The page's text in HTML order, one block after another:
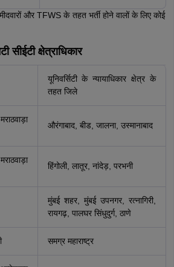
और TFWS के तहत भर्ती होने वालों के लिए कोई
सीईटी क्षेत्राधिकार
यूनिवर्सिटी के न्यायाधिकार क्षेत्र के
तहत जिले
औरंगाबाद, बीड, जालना, उस्मानाबाद
हिंगोली, लातूर, नांदेड़, परभनी
मुंबई शहर, मुंबई उपनगर, रत्नागिरी,
रायगढ़, पालघर सिंधुदुर्ग, ठाणे
समग्र महाराष्ट्र